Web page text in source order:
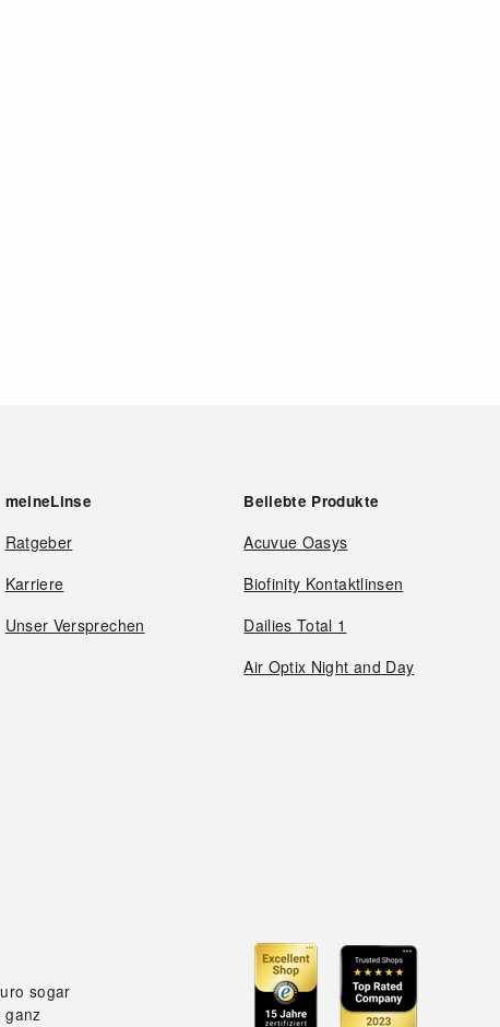
meineLinse
Ratgeber
Karriere
Unser Versprechen
Beliebte Produkte
Acuvue Oasys
Biofinity Kontaktlinsen
Dailies Total 1
Air Optix Night and Day
sogar
ganz